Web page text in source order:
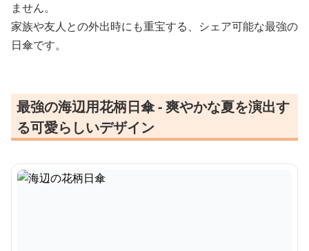
ません。
家族や友人との外出時にも重宝する、シェア可能な最強の
日傘です。
最強の海辺用花柄日傘 - 爽やかな夏を演出す
る可愛らしいデザイン